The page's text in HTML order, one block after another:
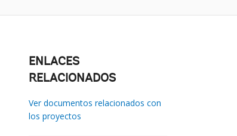
ENLACES
RELACIONADOS
Ver documentos relacionados con
los proyectos